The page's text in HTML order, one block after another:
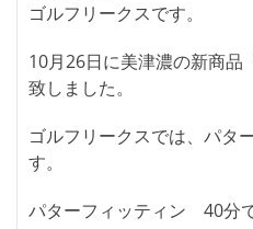
ゴルフリークスです。
10月26日に美津濃の新商品
致しました。
ゴルフリークスでは、パタ
す。
パターフィッティン 40分で